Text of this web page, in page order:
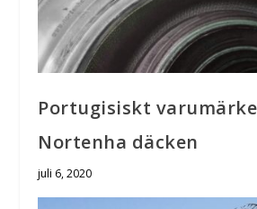
Portugisiskt
Nortenha däcken
juli 6, 2020